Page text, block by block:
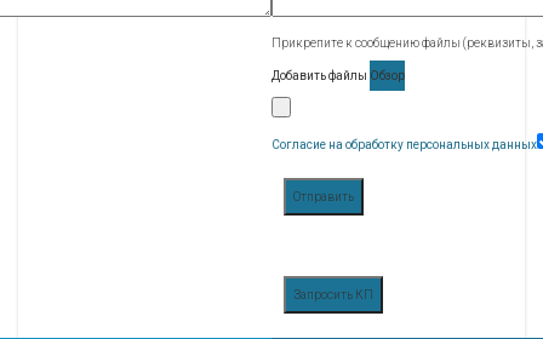
Прикрепите к сообщению файлы (реквизиты,
Добавить файлы Обзор
Согласие на обработку персональных данных
Отправить
Запросить КП